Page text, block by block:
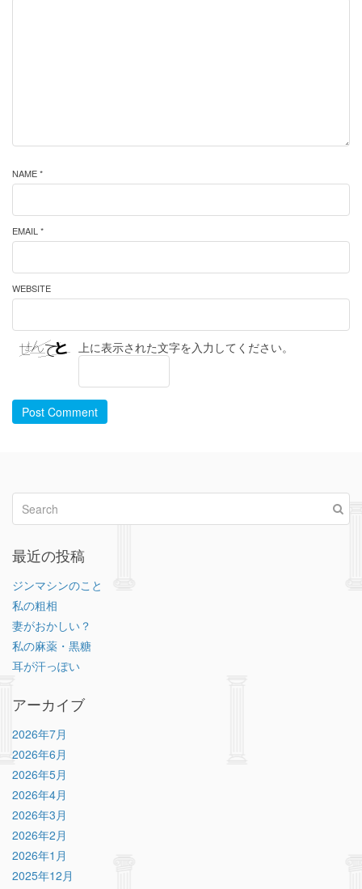
NAME *
EMAIL *
WEBSITE
上に表示された文字を入力してください。
Post Comment
最近の投稿
ジンマシンのこと
私の粗相
妻がおかしい？
私の麻薬・黒糖
耳が汗っぽい
アーカイブ
2026年7月
2026年6月
2026年5月
2026年4月
2026年3月
2026年2月
2026年1月
2025年12月